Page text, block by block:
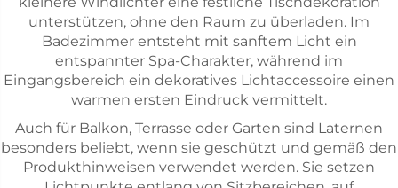
unterstützen, ohne den Raum zu überladen. Im
Badezimmer entsteht mit sanftem Licht ein
entspannter Spa-Charakter, während im
Eingangsbereich ein dekoratives Lichtaccessoire einen
warmen ersten Eindruck vermittelt.
Auch für Balkon, Terrasse oder Garten sind Laternen
besonders beliebt, wenn sie geschützt und gemäß den
Produkthinweisen verwendet werden. Sie setzen